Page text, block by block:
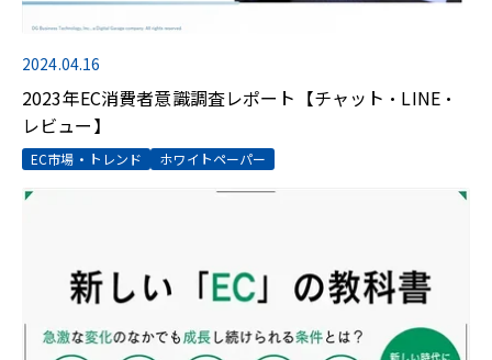
2024.04.16
2023年EC消費者意識調査レポート【チャット・LINE・
レビュー】
EC市場・トレンド ホワイトペーパー